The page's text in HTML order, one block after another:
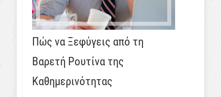
Πώς να Ξεφύγεις από τη
Βαρετή Ρουτίνα της
Καθημερινότητας